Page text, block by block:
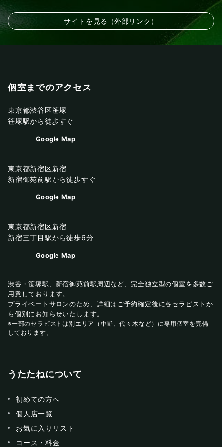
サイトを見る（外部リンク）
個室までのアクセス
東京都渋谷区笹塚
笹塚駅から徒歩すぐ
Google Map
東京都新宿区新宿
新宿御苑前駅から徒歩すぐ
Google Map
東京都新宿区新宿
新宿三丁目駅から徒歩6分
Google Map
渋谷・笹塚駅、新宿御苑前駅周辺など、完全独立型の個室を多数ご
用意しております。
プライベートサロンのため、詳細はご予約確定後に各セラピストか
ら個別にお知らせいたします。
※一部のセラピストは別エリア（中野、代々木など）に専用個室を完備
しております。
うたたねについて
初めての方へ
個人店一覧
お気に入りリスト
コース・料金